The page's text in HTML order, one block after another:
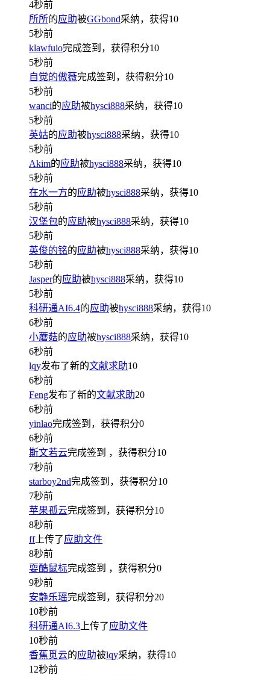
4秒前
所所的应助被GGbond采纳，获得10
5秒前
klawfuio完成签到，获得积分10
5秒前
自觉的傲薇完成签到，获得积分10
5秒前
wanci的应助被hysci888采纳，获得10
5秒前
英姑的应助被hysci888采纳，获得10
5秒前
Akim的应助被hysci888采纳，获得10
5秒前
在水一方的应助被hysci888采纳，获得10
5秒前
汉堡包的应助被hysci888采纳，获得10
5秒前
英俊的铭的应助被hysci888采纳，获得10
5秒前
Jasper的应助被hysci888采纳，获得10
5秒前
科研通AI6.4的应助被hysci888采纳，获得10
6秒前
小蘑菇的应助被hysci888采纳，获得10
6秒前
lqy发布了新的文献求助10
6秒前
Feng发布了新的文献求助20
6秒前
yinlao完成签到，获得积分0
6秒前
斯文若云完成签到 ，获得积分10
7秒前
starboy2nd完成签到，获得积分10
7秒前
苹果孤云完成签到，获得积分10
8秒前
ff上传了应助文件
8秒前
耍酷鼠标完成签到 ，获得积分0
9秒前
安静乐瑶完成签到，获得积分20
10秒前
科研通AI6.3 上传了应助文件
10秒前
香蕉觅云的应助被lqy采纳，获得10
12秒前